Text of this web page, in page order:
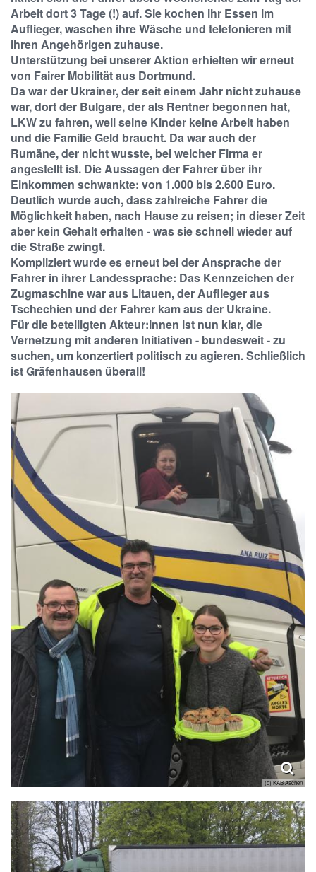
Arbeit dort 3 Tage (!) auf. Sie kochen ihr Essen im
Auflieger, waschen ihre Wäsche und telefonieren mit
ihren Angehörigen zuhause.
Unterstützung bei unserer Aktion erhielten wir erneut
von Fairer Mobilität aus Dortmund.
Da war der Ukrainer, der seit einem Jahr nicht zuhause
war, dort der Bulgare, der als Rentner begonnen hat,
LKW zu fahren, weil seine Kinder keine Arbeit haben
und die Familie Geld braucht. Da war auch der
Rumäne, der nicht wusste, bei welcher Firma er
angestellt ist. Die Aussagen der Fahrer über ihr
Einkommen schwankte: von 1.000 bis 2.600 Euro.
Deutlich wurde auch, dass zahlreiche Fahrer die
Möglichkeit haben, nach Hause zu reisen; in dieser Zeit
aber kein Gehalt erhalten - was sie schnell wieder auf
die Straße zwingt.
Kompliziert wurde es erneut bei der Ansprache der
Fahrer in ihrer Landessprache: Das Kennzeichen der
Zugmaschine war aus Litauen, der Auflieger aus
Tschechien und der Fahrer kam aus der Ukraine.
Für die beteiligten Akteur:innen ist nun klar, die
Vernetzung mit anderen Initiativen - bundesweit - zu
suchen, um konzertiert politisch zu agieren. Schließlich
ist Gräfenhausen überall!
(c) KAB Aachen